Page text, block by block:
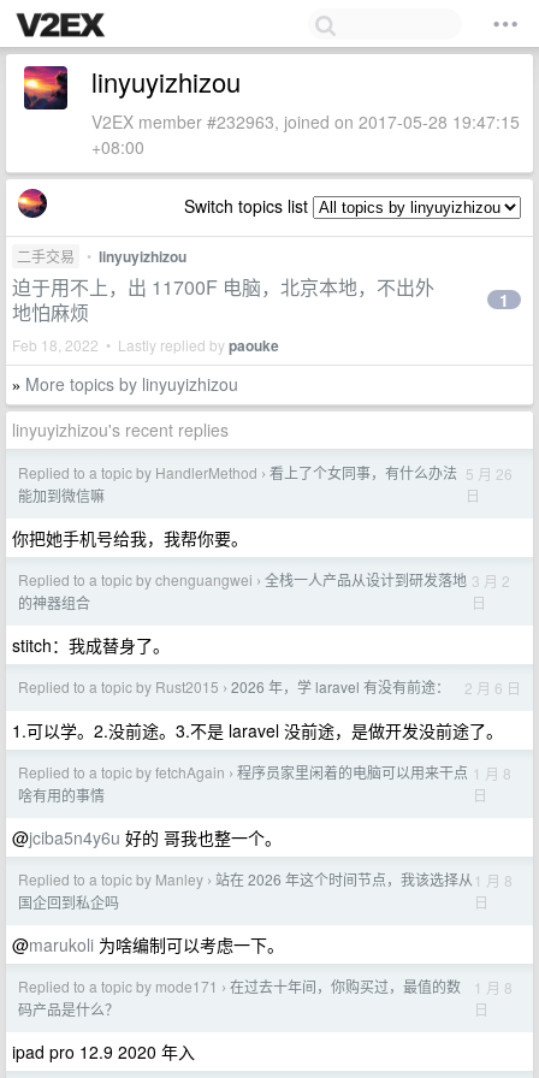
linyuyizhizou
V2EX member #232963, joined on 2017-05-28 19:47:15
+08:00
Switch topics list
二手交易 • linyuyizhizou
迫于用不上，出 11700F 电脑，北京本地，不出外
地怕麻烦
Feb 18, 2022 • Lastly replied bypaouke
1
» More topics by linyuyizhizou
linyuyizhizou's recent replies
Replied to a topic by HandlerMethod › 看上了个女同事，有什么办法
能加到微信嘛
5 月 26
日
你把她手机号给我，我帮你要。
Replied to a topic by chenguangwei › 全栈一人产品从设计到研发落地
的神器组合
3 月 2
日
stitch：我成替身了。
Replied to a topic by Rust2015 › 2026 年，学 laravel 有没有前途： 2 月 6 日
1.可以学。2.没前途。3.不是 laravel 没前途，是做开发没前途了。
Replied to a topic by fetchAgain › 程序员家里闲着的电脑可以用来干点
啥有用的事情
1 月 8
日
@jciba5n4y6u 好的 哥我也整一个。
Replied to a topic by Manley › 站在 2026 年这个时间节点，我该选择从
国企回到私企吗
1 月 8
日
@marukoli 为啥编制可以考虑一下。
Replied to a topic by mode171 › 在过去十年间，你购买过，最值的数
码产品是什么？
1 月 8
日
ipad pro 12.9 2020 年入